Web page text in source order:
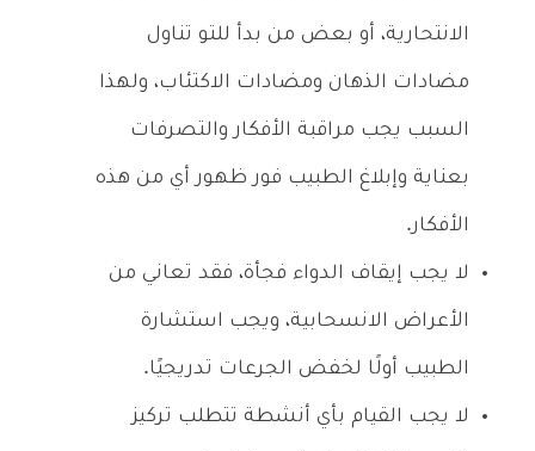
الانتحارية، أو بعض من بدأ للتو تناول
مضادات الذهان ومضادات الاكتئاب، ولهذا
السبب يجب مراقبة الأفكار والتصرفات
بعناية وإبلاغ الطبيب فور ظهور أي من هذه
الأفكار.
لا يجب إيقاف الدواء فجأة، فقد تعاني من
الأعراض الانسحابية، ويجب استشارة
الطبيب أولًا لخفض الجرعات تدريجيًا.
لا يجب القيام بأي أنشطة تتطلب تركيز